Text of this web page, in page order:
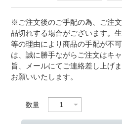
※ご注文後のご手配の為、ご注文
品切れする場合がございます。
等の理由により商品の手配が不
は、誠に勝手ながらご注文はキ
旨、メールにてご連絡差し上げ
お願いいたします。
数量